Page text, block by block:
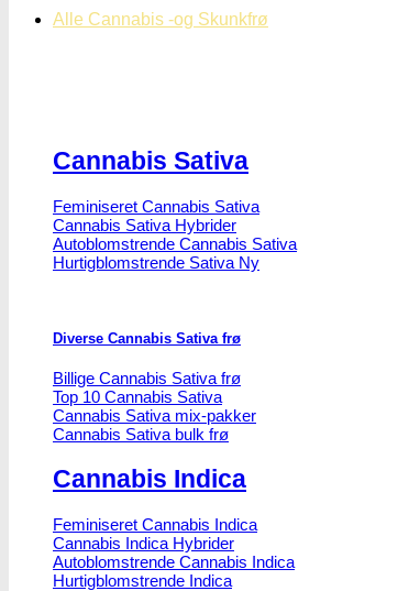
Alle Cannabis -og Skunkfrø
Cannabis Sativa
Feminiseret Cannabis Sativa
Cannabis Sativa Hybrider
Autoblomstrende Cannabis Sativa
Hurtigblomstrende Sativa
Diverse Cannabis Sativa frø
Billige Cannabis Sativa frø
Top 10 Cannabis Sativa
Cannabis Sativa mix-pakker
Cannabis Sativa bulk frø
Cannabis Indica
Feminiseret Cannabis Indica
Cannabis Indica Hybrider
Autoblomstrende Cannabis Indica
Hurtigblomstrende Indica